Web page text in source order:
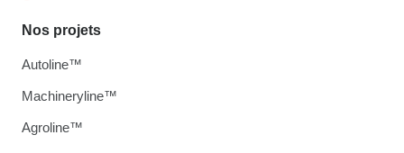
Nos projets
Autoline™
Machineryline™
Agroline™